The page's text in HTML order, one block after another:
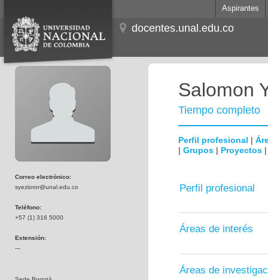
Aspirantes
docentes.unal.edu.co
Correo electrónico:
syezioror@unal.edu.co
Teléfono:
+57 (1) 316 5000
Extensión:
---
Salomon
Tiempo completo
Perfil profesional |
| Grupos | Proyectos
Perfil profesional
Áreas de interés
Áreas de